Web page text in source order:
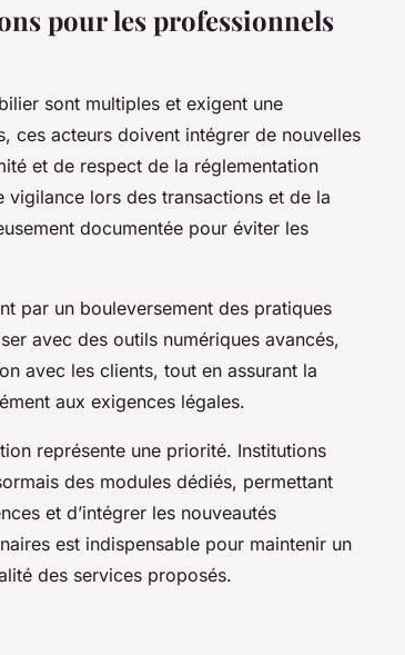
pour les professionnels
sont multiples et exigent une
ces acteurs doivent intégrer de nouvelles
et de respect de la réglementation
lors des transactions et de la
documentée pour éviter les
par un bouleversement des pratiques
avec des outils numériques avancés,
avec les clients, tout en assurant la
aux exigences légales.
représente une priorité. Institutions
des modules dédiés, permettant
et d’intégrer les nouveautés
est indispensable pour maintenir un
des services proposés.